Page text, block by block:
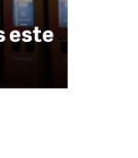
este